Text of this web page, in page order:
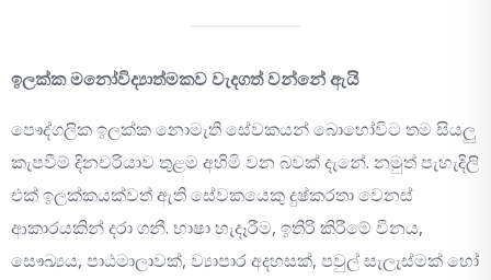
ඉලක්ක මනෝවිද්‍යාත්මකව වැදගත් වන්නේ ඇයි
පෞද්ගලික ඉලක්ක නොමැති සේවකයන් බොහෝවිට තම සියලු
කැපවීම් දිනචරියාව තුළම අහිමි වන බවක් දැනේ. නමුත් පැහැදිලි
එක් ඉලක්කයක්වත් ඇති සේවකයෙකු දුෂ්කරතා වෙනස්
ආකාරයකින් දරා ගනී. භාෂා හැදෑරීම, ඉතිරි කිරීමේ විනය,
සෞඛ්‍යය, පාඨමාලාවක්, ව්‍යාපාර අදහසක්, පවුල් සැලැස්මක් හෝ